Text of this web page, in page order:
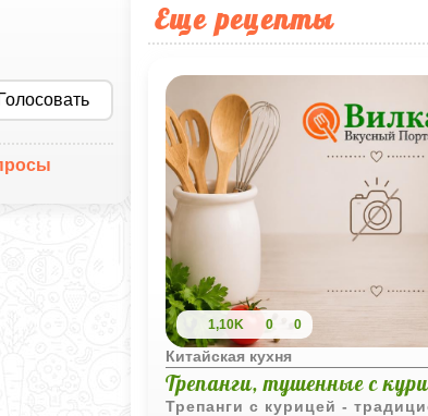
Голосовать
Еще рецепты
1,10K 0 0
Китайская кухня
Трепанги, тушенные с
Трепанги с курицей -